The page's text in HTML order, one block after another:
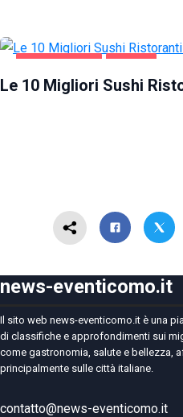
GASTRONOMIA TRENTO
Le 10 Migliori Sushi
news-eventicomo.it
Il sito web news-eventicomo.it è una
di classifiche e approfondimenti sui
come gastronomia, salute e bellezza,
principalmente sulle città italiane.
contatto@news-eventicomo.it